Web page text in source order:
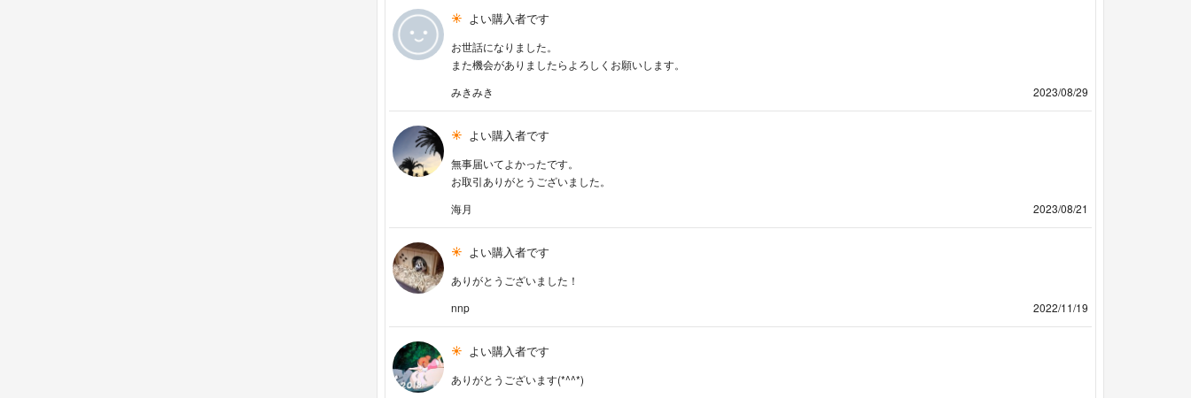
よい購入者です
お世話になりました。
また機会がありましたらよろしくお願いします。
みきみき
2023/08/29
よい購入者です
無事届いてよかったです。
お取引ありがとうございました。
海月
2023/08/21
よい購入者です
ありがとうございました！
nnp
2022/11/19
よい購入者です
ありがとうございます(*^^*)